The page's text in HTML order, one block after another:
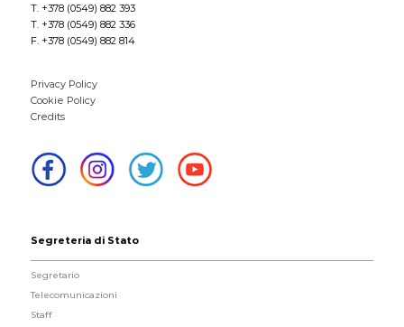
T. +378 (0549) 882 393
T. +378 (0549) 882 336
F. +378 (0549) 882 814
Privacy Policy
Cookie Policy
Credits
Segreteria di Stato
Segretario
Telecomunicazioni
Staff